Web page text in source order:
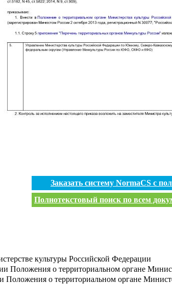
Заказать систему NormaCS с
Полнотекстовый поиск по всем
культуры Российской Федерации
Положения о территориальном органе
Положения о территориальном органе